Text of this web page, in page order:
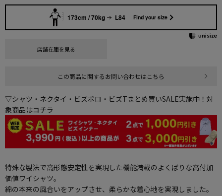
173cm / 70kg L84 Find your size
店舗在庫を見る
この商品に関するお問い合わせはこちら
▽シャツ・ネクタイ・ビズポロ・ビズTまとめ買いSALE実施中！対
象商品はコチラ
特殊な製法で高形態安定性を実現した機能満載のよくばりな高付加
価値ワイシャツ。
綿の本来の風合いをアップさせ、柔らかな着心地を実現しました。